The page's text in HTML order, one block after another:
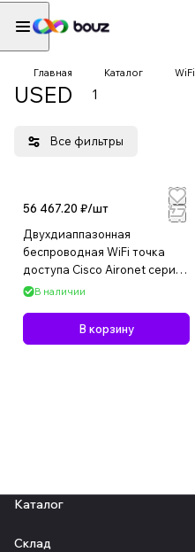
Главная Каталог WiFi
USED 1
Все фильтры
56 467.20 ₽/шт
Двухдиаппазонная
беспроводная WiFi точка
доступа Cisco Aironet серии
1140В наличии
В корзину
Каталог
Склад